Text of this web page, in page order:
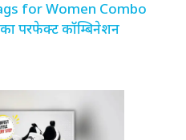
for Women Combo
परफेक्ट कॉम्बिनेशन